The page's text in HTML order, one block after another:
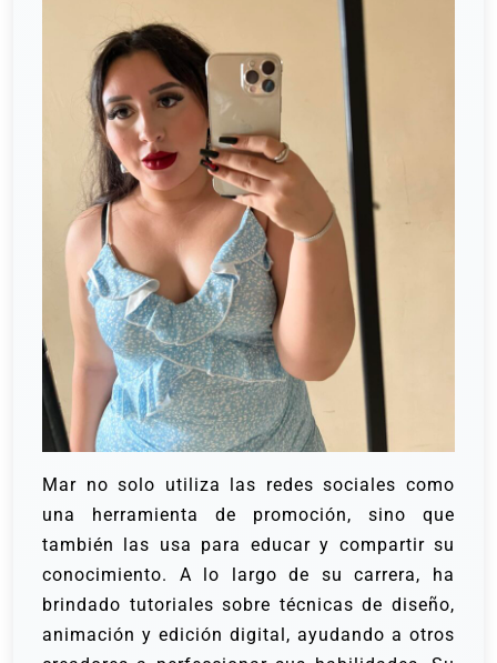
Mar no solo utiliza las redes sociales como
una herramienta de promoción, sino que
también las usa para educar y compartir su
conocimiento. A lo largo de su carrera, ha
brindado tutoriales sobre técnicas de diseño,
animación y edición digital, ayudando a otros